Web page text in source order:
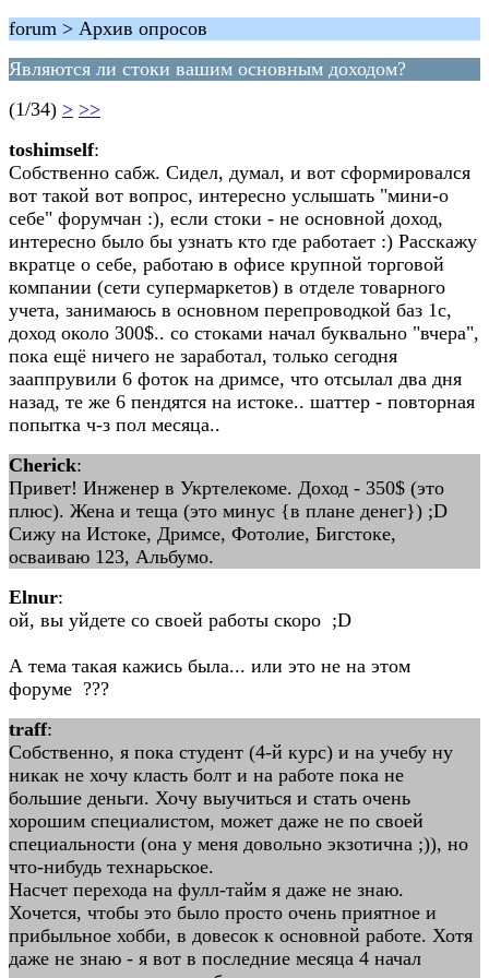
forum > Архив опросов
Являются ли стоки вашим основным доходом?
(1/34) > >>
toshimself:
Собственно сабж. Сидел, думал, и вот сформировался
вот такой вот вопрос, интересно услышать "мини-о
себе" форумчан :), если стоки - не основной доход,
интересно было бы узнать кто где работает :) Расскажу
вкратце о себе, работаю в офисе крупной торговой
компании (сети супермаркетов) в отделе товарного
учета, занимаюсь в основном перепроводкой баз 1с,
доход около 300$.. со стоками начал буквально "вчера",
пока ещё ничего не заработал, только сегодня
зааппрувили 6 фоток на дримсе, что отсылал два дня
назад, те же 6 пендятся на истоке.. шаттер - повторная
попытка ч-з пол месяца..
Cherick:
Привет! Инженер в Укртелекоме. Доход - 350$ (это
плюс). Жена и теща (это минус {в плане денег}) ;D
Сижу на Истоке, Дримсе, Фотолие, Бигстоке,
осваиваю 123, Альбумо.
Elnur:
ой, вы уйдете со своей работы скоро ;D
А тема такая кажись была... или это не на этом
форуме ???
traff:
Собственно, я пока студент (4-й курс) и на учебу ну
никак не хочу класть болт и на работе пока не
большие деньги. Хочу выучиться и стать очень
хорошим специалистом, может даже не по своей
специальности (она у меня довольно экзотична ;)), но
что-нибудь технарьское.
Насчет перехода на фулл-тайм я даже не знаю.
Хочется, чтобы это было просто очень приятное и
прибыльное хобби, в довесок к основной работе. Хотя
даже не знаю - я вот в последние месяца 4 начал